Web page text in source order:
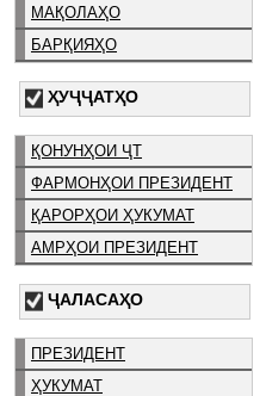
МАҚОЛАҲО
БАРҚИЯҲО
ҲУҶҶАТҲО
ҚОНУНҲОИ ҶТ
ФАРМОНҲОИ ПРЕЗИДЕНТ
ҚАРОРҲОИ ҲУКУМАТ
АМРҲОИ ПРЕЗИДЕНТ
ҶАЛАСАҲО
ПРЕЗИДЕНТ
ҲУКУМАТ